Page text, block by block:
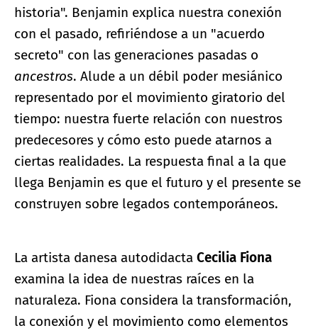
historia". Benjamin explica nuestra conexión
con el pasado, refiriéndose a un "acuerdo
secreto" con las generaciones pasadas o
ancestros. Alude a un débil poder mesiánico
representado por el movimiento giratorio del
tiempo: nuestra fuerte relación con nuestros
predecesores y cómo esto puede atarnos a
ciertas realidades. La respuesta final a la que
llega Benjamin es que el futuro y el presente se
construyen sobre legados contemporáneos.
La artista danesa autodidacta Cecilia Fiona
examina la idea de nuestras raíces en la
naturaleza. Fiona considera la transformación,
la conexión y el movimiento como elementos